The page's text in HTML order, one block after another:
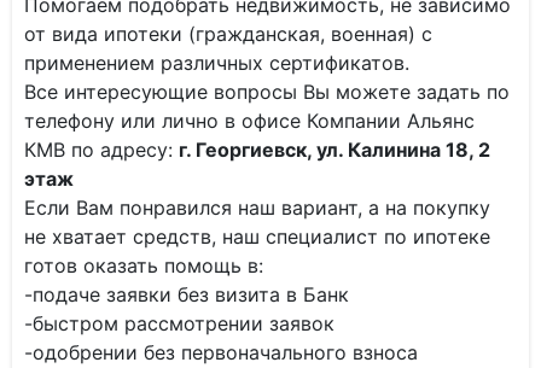
Помогаем подобрать недвижимость, не зависимо
от вида ипотеки (гражданская, военная) с
применением различных сертификатов.
Все интересующие вопросы Вы можете задать по
телефону или лично в офисе Компании Альянс
КМВ по адресу: г. Георгиевск, ул. Калинина 18, 2
этаж
Если Вам понравился наш вариант, а на покупку
не хватает средств, наш специалист по ипотеке
готов оказать помощь в:
-подаче заявки без визита в Банк
-быстром рассмотрении заявок
-одобрении без первоначального взноса